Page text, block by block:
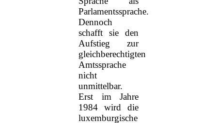
Parlamentssprache.
Dennoch
schafft sie den
Aufstieg zur
gleichberechtigten
Amtssprache
nicht
unmittelbar.
Erst im Jahre
1984 wird die
luxemburgische